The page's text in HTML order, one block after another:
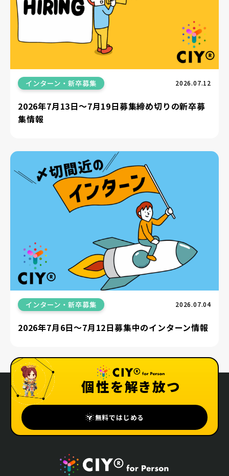
インターン・新卒募集 2026.07.12
2026年7月13日〜7月19日募集締め切りの新卒募
集情報
インターン・新卒募集 2026.07.04
2026年7月6日〜7月12日募集中のインターン情報
個性を解き放つ
無料ではじめる